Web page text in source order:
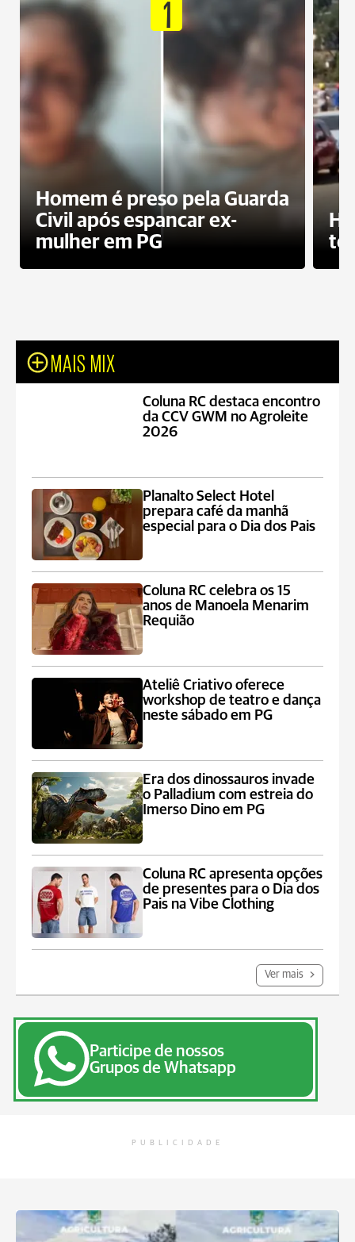
1
Homem é preso pela Guarda
Civil após espancar ex-
mulher em PG
MAIS MIX
Coluna RC destaca encontro
da CCV GWM no Agroleite
2026
Planalto Select Hotel
prepara café da manhã
especial para o Dia dos Pais
Coluna RC celebra os 15
anos de Manoela Menarim
Requião
Ateliê Criativo oferece
workshop de teatro e dança
neste sábado em PG
Era dos dinossauros invade
o Palladium com estreia do
Imerso Dino em PG
Coluna RC apresenta opções
de presentes para o Dia dos
Pais na Vibe Clothing
Ver mais
Participe de nossos
Grupos de Whatsapp
PUBLICIDADE